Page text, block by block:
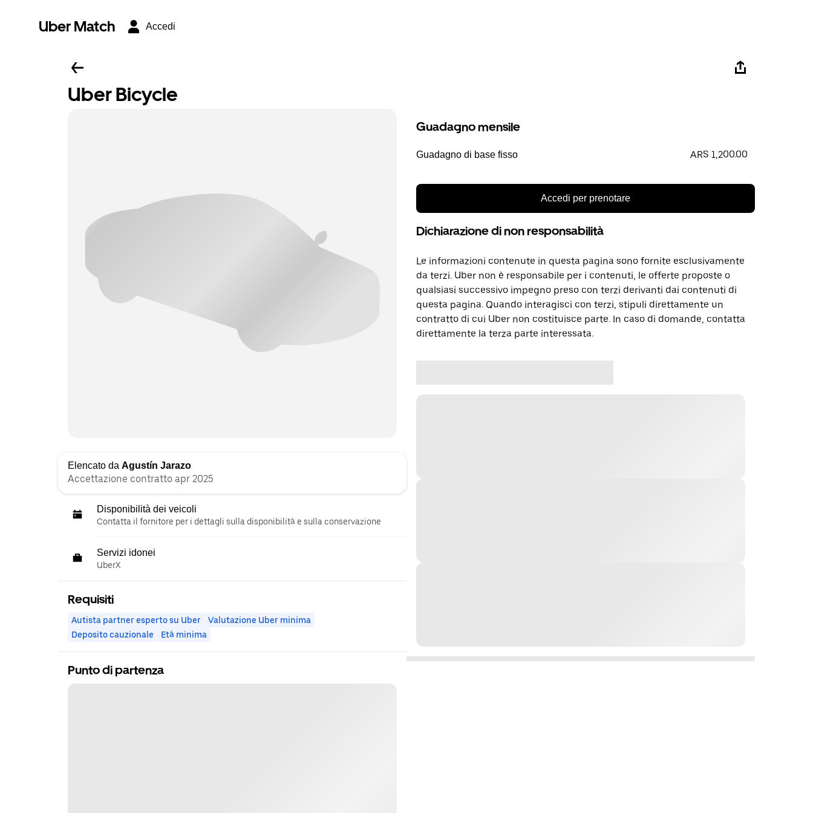
Uber Match Accedi
Uber Bicycle
Elencato da Agustín Jarazo
Accettazione contratto apr 2025
Disponibilità dei veicoli
Contatta il fornitore per i dettagli sulla disponibilità e sulla conservazione
Servizi idonei
UberX
Requisiti
Autista partner esperto su Uber
Valutazione Uber minima
Deposito cauzionale
Età minima
Punto di partenza
Guadagno mensile
Guadagno di base fisso ARS 1,200.00
Accedi per prenotare
Dichiarazione di non responsabilità
Le informazioni contenute in questa pagina sono fornite esclusivamente
da terzi. Uber non è responsabile per i contenuti, le offerte proposte o
qualsiasi successivo impegno preso con terzi derivanti dai contenuti di
questa pagina. Quando interagisci con terzi, stipuli direttamente un
contratto di cui Uber non costituisce parte. In caso di domande, contatta
direttamente la terza parte interessata.